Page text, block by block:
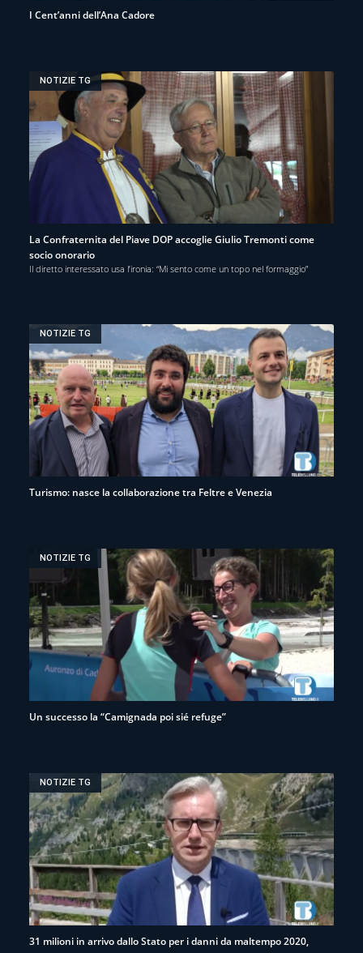
I Cent’anni dell’Ana Cadore
NOTIZIE TG
La Confraternita del Piave DOP accoglie Giulio Tremonti come
socio onorario
Il diretto interessato usa l’ironia: “Mi sento come un topo nel formaggio”
NOTIZIE TG
Turismo: nasce la collaborazione tra Feltre e Venezia
NOTIZIE TG
Un successo la “Camignada poi sié refuge”
NOTIZIE TG
31 milioni in arrivo dallo Stato per i danni da maltempo 2020,